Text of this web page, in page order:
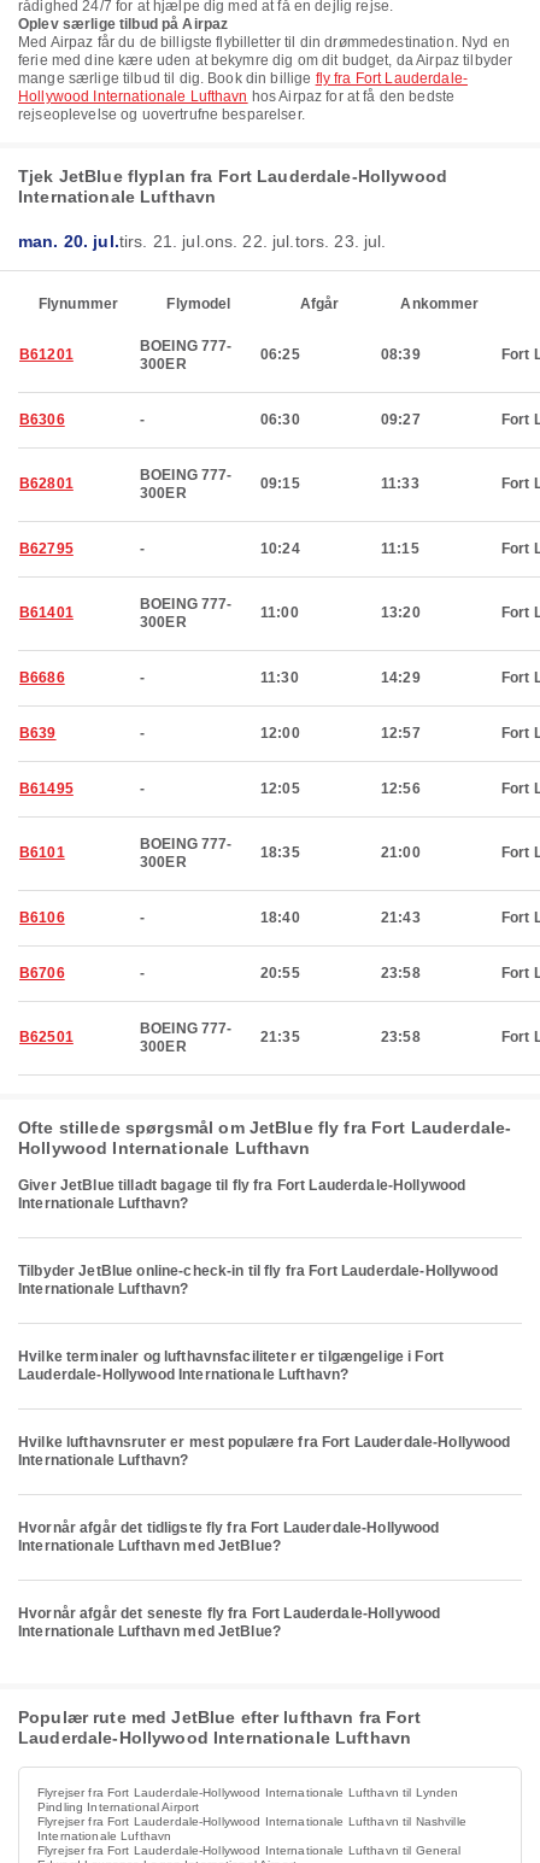
rådighed 24/7 for at hjælpe dig med at få en dejlig rejse.
Oplev særlige tilbud på Airpaz
Med Airpaz får du de billigste flybilletter til din drømmedestination. Nyd en
ferie med dine kære uden at bekymre dig om dit budget, da Airpaz tilbyder
mange særlige tilbud til dig. Book din billige fly fra Fort Lauderdale-
Hollywood Internationale Lufthavn hos Airpaz for at få den bedste
rejseoplevelse og uovertrufne besparelser.
Tjek JetBlue flyplan fra Fort Lauderdale-Hollywood
Internationale Lufthavn
man. 20. jul.tirs. 21. jul. ons. 22. jul. tors. 23. jul.
Flynummer Flymodel Afgår Ankommer
B61201
BOEING 777-
300ER
06:25 08:39 Fort
B6306 - 06:30 09:27 Fort
B62801
BOEING 777-
300ER
09:15 11:33 Fort
B62795 - 10:24 11:15 Fort
B61401
BOEING 777-
300ER
11:00 13:20 Fort
B6686 - 11:30 14:29 Fort
B639 - 12:00 12:57 Fort
B61495 - 12:05 12:56 Fort
B6101
BOEING 777-
300ER
18:35 21:00 Fort
B6106 - 18:40 21:43 Fort
B6706 - 20:55 23:58 Fort
B62501
BOEING 777-
300ER
21:35 23:58 Fort
Ofte stillede spørgsmål om JetBlue fly fra Fort Lauderdale-
Hollywood Internationale Lufthavn
Giver JetBlue tilladt bagage til fly fra Fort Lauderdale-Hollywood
Internationale Lufthavn?
Tilbyder JetBlue online-check-in til fly fra Fort Lauderdale-Hollywood
Internationale Lufthavn?
Hvilke terminaler og lufthavnsfaciliteter er tilgængelige i Fort
Lauderdale-Hollywood Internationale Lufthavn?
Hvilke lufthavnsruter er mest populære fra Fort Lauderdale-Hollywood
Internationale Lufthavn?
Hvornår afgår det tidligste fly fra Fort Lauderdale-Hollywood
Internationale Lufthavn med JetBlue?
Hvornår afgår det seneste fly fra Fort Lauderdale-Hollywood
Internationale Lufthavn med JetBlue?
Populær rute med JetBlue efter lufthavn fra Fort
Lauderdale-Hollywood Internationale Lufthavn
Flyrejser fra Fort Lauderdale-Hollywood Internationale Lufthavn til Lynden
Pindling International Airport
Flyrejser fra Fort Lauderdale-Hollywood Internationale Lufthavn til Nashville
Internationale Lufthavn
Flyrejser fra Fort Lauderdale-Hollywood Internationale Lufthavn til General